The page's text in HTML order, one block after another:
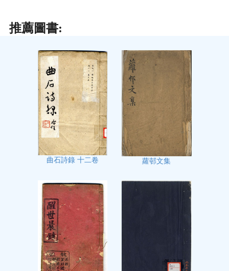
推薦圖書:
曲石詩錄 十二卷 蘿邨文集